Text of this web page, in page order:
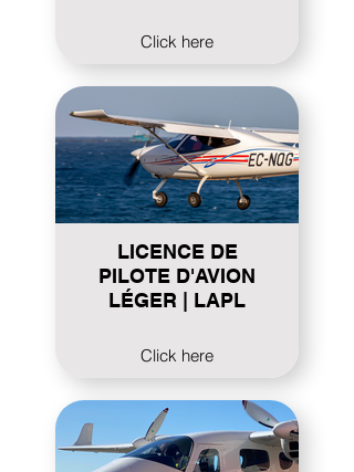
Click here
LICENCE DE
PILOTE D'AVION
LÉGER | LAPL
Click here